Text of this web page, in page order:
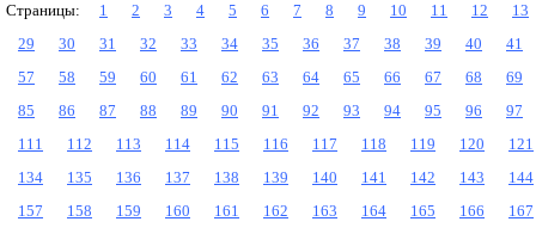
Страницы: 1 2 3 4 5 6 7 8 9 10 11 12
13
29
30 31 32 33 34 35 36 37 38 39 40
41
57
58 59 60 61 62 63 64 65 66 67 68
69
85
86 87 88 89 90 91 92 93 94 95 96
97
111
112 113 114 115 116 117 118 119 120
121
134
135 136 137 138 139 140 141 142 143
144
157
158 159 160 161 162 163 164 165 166
167